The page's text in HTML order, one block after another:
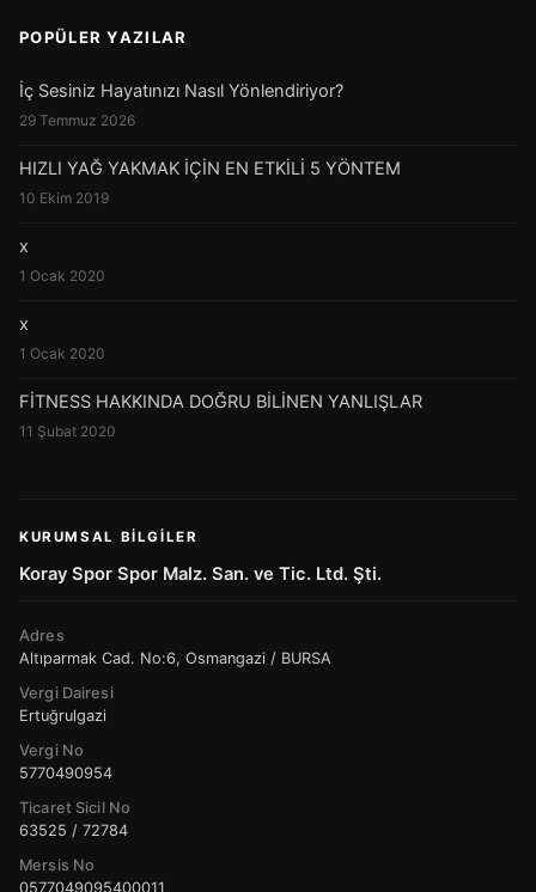
POPÜLER YAZILAR
İç Sesiniz Hayatınızı Nasıl Yönlendiriyor?
29 Temmuz 2026
HIZLI YAĞ YAKMAK İÇİN EN ETKİLİ 5 YÖNTEM
10 Ekim 2019
x
1 Ocak 2020
x
1 Ocak 2020
FİTNESS HAKKINDA DOĞRU BİLİNEN YANLIŞLAR
11 Şubat 2020
KURUMSAL BILGILER
Koray Spor Spor Malz. San. ve Tic. Ltd. Şti.
Adres
Altıparmak Cad. No:6, Osmangazi / BURSA
Vergi Dairesi
Ertuğrulgazi
Vergi No
5770490954
Ticaret Sicil No
63525 / 72784
Mersis No
0577049095400011